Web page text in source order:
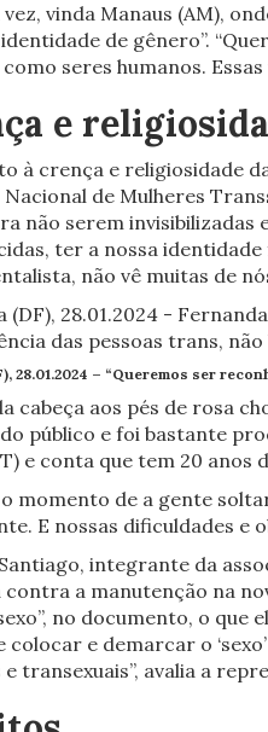
vinda Manaus (AM),
de gênero”.
como seres humanos.
e
à crença e religiosidade
Nacional de Mulheres
não serem invisibilizadas
ter a nossa
não vê muitas de
28.01.2024 – “Queremos ser
cabeça aos pés de rosa
público e foi bastante
e conta que tem 20
o momento de a gente
E nossas dificuldades e
integrante da
a manutenção na
no documento, o
colocar e demarcar o
transexuais”, avalia a